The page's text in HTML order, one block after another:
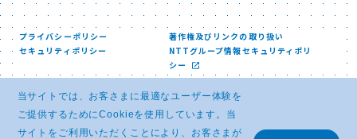
プライバシーポリシー
著作権及びリンクの取り扱い
セキュリティポリシー
NTTグループ情報セキュリティポリ
シー
当サイトでは、お客さまに最適なユーザー体験を
ご提供するためにCookieを使用しています。当
サイトをご利用いただくことにより、お客さまが